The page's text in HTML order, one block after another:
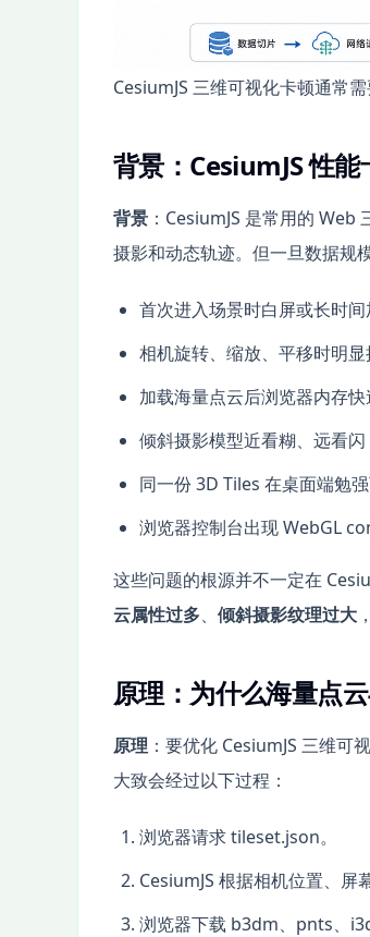
CesiumJS 三维可视化卡顿通常
背景：CesiumJS 性
背景 ：CesiumJS 是常用的
摄影和动态轨迹。但一旦数据规
首次进入场景时白屏或长时间
相机旋转、缩放、平移时明显
加载海量点云后浏览器内存快
倾斜摄影模型近看糊、远看闪
同一份 3D Tiles 在桌面端勉
浏览器控制台出现 WebGL
这些问题的根源并不一定在
云属性过多、 倾斜摄影纹理过大
原理：为什么海量点
原理 ：要优化 CesiumJS 三维可
大致会经过以下过程：
浏览器请求 tileset.json。
CesiumJS 根据相机位置、屏
浏览器下载 b3dm、pnts、